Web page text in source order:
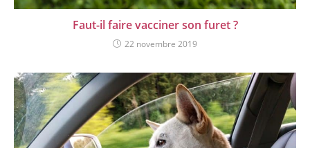
Faut-il faire vacciner son furet ?
22 novembre 2019